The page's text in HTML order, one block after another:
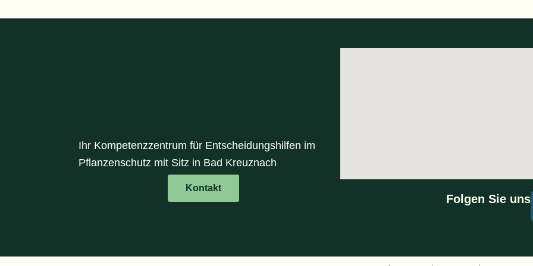
Ihr Kompetenzzentrum für Entscheidungshilfen im
Pflanzenschutz mit Sitz in Bad Kreuznach
Kontakt
Folgen Sie uns